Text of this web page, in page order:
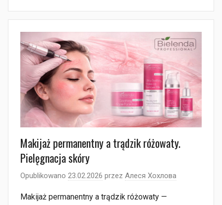
Makijaż permanentny a trądzik różowaty.
Pielęgnacja skóry
Opublikowano 23.02.2026 przez Алеся Хохлова
Makijaż permanentny a trądzik różowaty —